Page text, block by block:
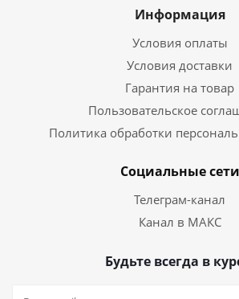
Информация
Условия оплаты
Условия доставки
Гарантия на товар
Пользовательское
Политика обработки
Социальные сети
Телеграм-канал
Канал в МАКС
Будьте всегда в